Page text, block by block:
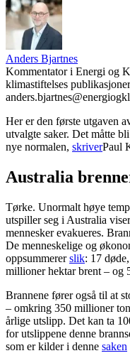
Anders Bjartnes
Kommentator i Energi og
klimastiftelses
Her er den første utgaven
utvalgte saker. Det måtte
nye normalen, skriverPaul
Australia
Tørke. Unormalt høye
utspiller seg i Australia
mennesker evakueres.
De menneskelige og
oppsummererslik: 17
millioner hektar brent – og
Brannene fører også til at
– omkring 350 millioner
årlige utslipp. Det kan ta
for utslippene denne
som er kilder i denne saken